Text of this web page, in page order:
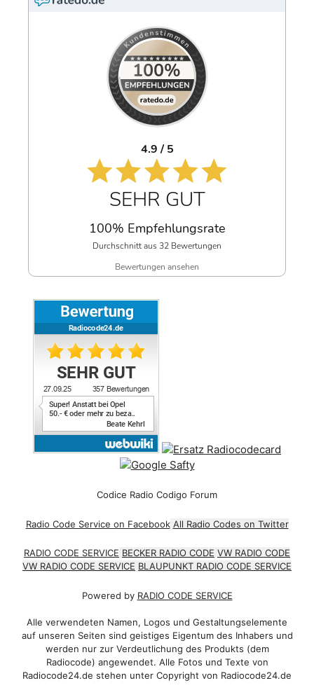
4.9 / 5
SEHR GUT
100% Empfehlungsrate
Durchschnitt aus 32 Bewertungen
Bewertungen ansehen
Codice Radio Codigo Forum
Radio Code Service on Facebook All Radio Codes on Twitter
RADIO CODE SERVICE BECKER RADIO CODE VW RADIO CODE
VW RADIO CODE SERVICE BLAUPUNKT RADIO CODE SERVICE
Powered by RADIO CODE SERVICE
Alle verwendeten Namen, Logos und Gestaltungselemente
auf unseren Seiten sind geistiges Eigentum des Inhabers und
werden nur zur Verdeutlichung des Produkts (dem
Radiocode) angewendet. Alle Fotos und Texte von
Radiocode24.de stehen unter Copyright von Radiocode24.de